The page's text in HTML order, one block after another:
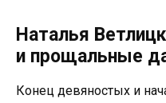
Наталья
и прощальные
Конец девяностых и